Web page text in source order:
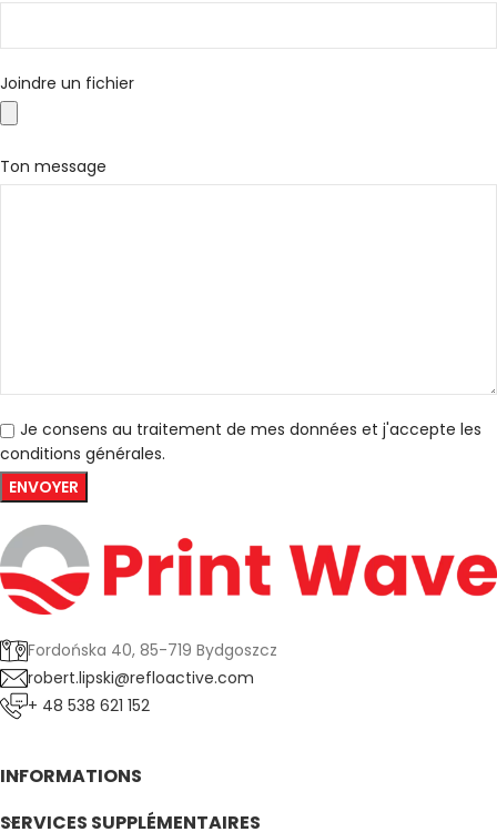
Joindre un fichier
Ton message
Je consens au traitement de mes données et j'accepte les
conditions générales.
Fordońska 40, 85-719 Bydgoszcz
robert.lipski@refloactive.com
+ 48 538 621 152
INFORMATIONS
SERVICES SUPPLÉMENTAIRES